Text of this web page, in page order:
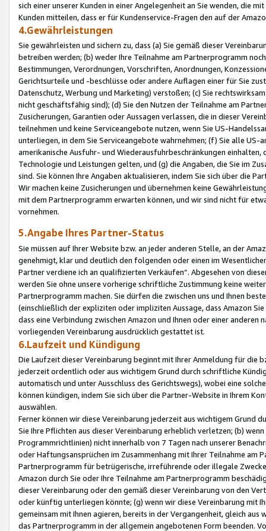
sich einer unserer Kunden in einer Angelegenheit an Sie wenden, die
Kunden mitteilen, dass er für Kundenservice-Fragen den auf der
4.Gewährleistungen
Sie gewährleisten und sichern zu, dass (a) Sie gemäß dieser
betreiben werden; (b) weder Ihre Teilnahme am Partnerprogramm
Bestimmungen, Verordnungen, Vorschriften, Anordnungen,
Gerichtsurteile und -beschlüsse oder andere Auflagen einer für Sie
Datenschutz, Werbung und Marketing) verstoßen; (c) Sie
nicht geschäftsfähig sind); (d) Sie den Nutzen der Teilnahme am
Zusicherungen, Garantien oder Aussagen verlassen, die in dieser
teilnehmen und keine Serviceangebote nutzen, wenn Sie US-
unterliegen, in dem Sie Serviceangebote wahrnehmen; (f) Sie alle
amerikanische Ausfuhr- und Wiederausfuhrbeschränkungen
Technologie und Leistungen gelten, und (g) die Angaben, die Sie im
sind. Sie können Ihre Angaben aktualisieren, indem Sie sich über die
Wir machen keine Zusicherungen und übernehmen keine
mit dem Partnerprogramm erwarten können, und wir sind nicht für
vornehmen.
5.Angabe Ihres Partner-Status
Sie müssen auf Ihrer Website bzw. an jeder anderen Stelle, an der
genehmigt, klar und deutlich den folgenden oder einen im
Partner verdiene ich an qualifizierten Verkäufen“. Abgesehen von
werden Sie ohne unsere vorherige schriftliche Zustimmung keine
Partnerprogramm machen. Sie dürfen die zwischen uns und Ihnen
(einschließlich der expliziten oder impliziten Aussage, dass Amazon
dass eine Verbindung zwischen Amazon und Ihnen oder einer
vorliegenden Vereinbarung ausdrücklich gestattet ist.
6.Laufzeit und Kündigung
Die Laufzeit dieser Vereinbarung beginnt mit Ihrer Anmeldung für die
jederzeit ordentlich oder aus wichtigem Grund durch schriftliche
automatisch und unter Ausschluss des Gerichtswegs), wobei eine
können kündigen, indem Sie sich über die Partner-Website in Ihrem
auswählen.
Ferner können wir diese Vereinbarung jederzeit aus wichtigem Grund
Sie Ihre Pflichten aus dieser Vereinbarung erheblich verletzen; (b)
Programmrichtlinien) nicht innerhalb von 7 Tagen nach unserer
oder Haftungsansprüchen im Zusammenhang mit Ihrer Teilnahme am
Partnerprogramm für betrügerische, irreführende oder illegale
Amazon durch Sie oder Ihre Teilnahme am Partnerprogramm
dieser Vereinbarung oder den gemäß dieser Vereinbarung von den
oder künftig unterliegen könnte; (g) wenn wir diese Vereinbarung mit
gemeinsam mit Ihnen agieren, bereits in der Vergangenheit, gleich
das Partnerprogramm in der allgemein angebotenen Form beenden.